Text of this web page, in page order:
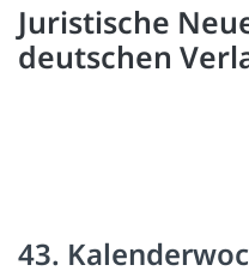
Juristische
deutschen
43.